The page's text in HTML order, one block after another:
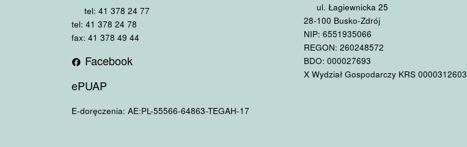
tel: 41 378 24 77
tel: 41 378 24 78
fax: 41 378 49 44
Facebook
ePUAP
E-doręczenia: AE:PL-55566-64863-TEGAH-17
ul. Łagiewnicka 25
28-100 Busko-Zdrój
NIP: 6551935066
REGON: 260248572
BDO: 000027693
X Wydział Gospodarczy KRS 0000312603